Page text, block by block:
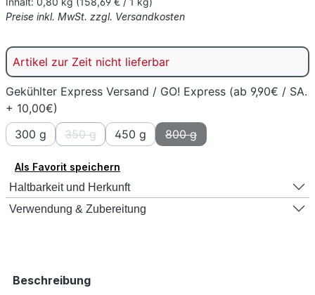
Preise inkl. MwSt. zzgl. Versandkosten
Artikel zur Zeit nicht lieferbar
Gekühlter Express Versand / GO! Express (ab 9,90€ / SA.
+ 10,00€)
300 g
350 g
(Diese Option ist zurzeit nicht verfügbar.)
450 g 800 g
(Diese Option ist zurzeit
Als Favorit speichern
Haltbarkeit und Herkunft
Verwendung & Zubereitung
Beschreibung